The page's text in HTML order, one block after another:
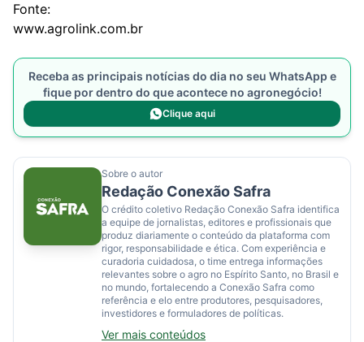
Fonte:
www.agrolink.com.br
Receba as principais notícias do dia no seu WhatsApp e
fique por dentro do que acontece no agronegócio!
Clique aqui
Sobre o autor
Redação Conexão Safra
O crédito coletivo Redação Conexão Safra identifica
a equipe de jornalistas, editores e profissionais que
produz diariamente o conteúdo da plataforma com
rigor, responsabilidade e ética. Com experiência e
curadoria cuidadosa, o time entrega informações
relevantes sobre o agro no Espírito Santo, no Brasil e
no mundo, fortalecendo a Conexão Safra como
referência e elo entre produtores, pesquisadores,
investidores e formuladores de políticas.
Ver mais conteúdos